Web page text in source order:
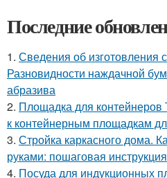
Последние
1. Сведения об изготовления
Разновидности наждачной
абразива
2. Площадка для
к контейнерным площадкам
3. Стройка каркасного дома.
руками: пошаговая инструкция
4. Посуда для индукционных